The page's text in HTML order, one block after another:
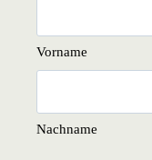
Vorname
Nachname